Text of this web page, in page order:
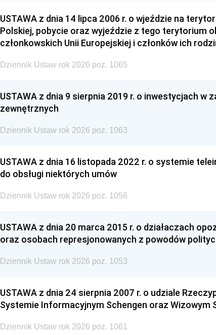
USTAWA z dnia 14 lipca 2006 r. o wjeździe na
Polskiej, pobycie oraz wyjeździe z tego terytorium
członkowskich Unii Europejskiej i członków ich
Dziennik Ustaw rok 2026 poz. 1065
USTAWA z dnia 9 sierpnia 2019 r. o inwestycjach w
zewnętrznych
Dziennik Ustaw rok 2026 poz. 1063
USTAWA z dnia 16 listopada 2022 r. o systemie
do obsługi niektórych umów
Dziennik Ustaw rok 2026 poz. 1056
USTAWA z dnia 20 marca 2015 r. o działaczach
oraz osobach represjonowanych z powodów
Dziennik Ustaw rok 2026 poz. 1053
USTAWA z dnia 24 sierpnia 2007 r. o udziale
Systemie Informacyjnym Schengen oraz Wizowym
Dziennik Ustaw rok 2026 poz. 1061